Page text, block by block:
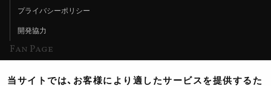
プライバシーポリシー
開発協力
Fan Page
当サイトでは、お客様により適したサービスを提供するた